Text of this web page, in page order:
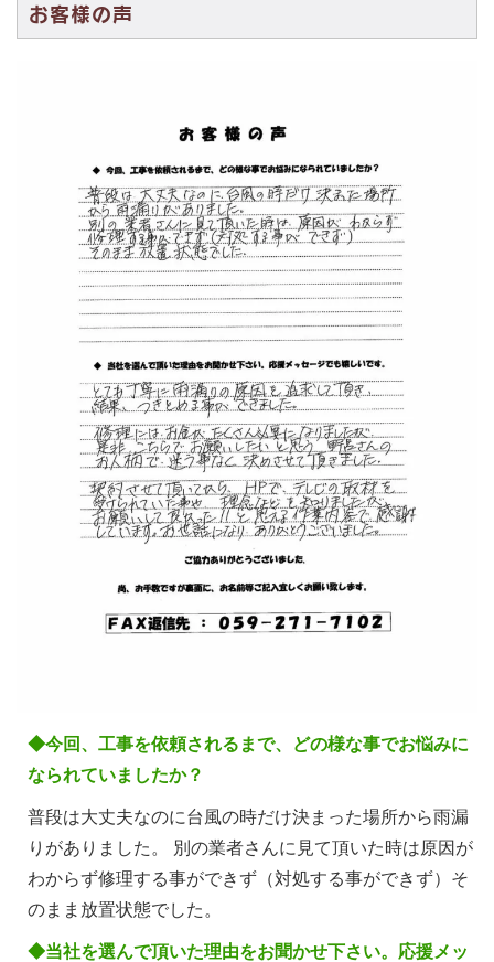
お客様の声
◆今回、工事を依頼されるまで、どの様な事でお悩みに
なられていましたか？
普段は大丈夫なのに台風の時だけ決まった場所から雨漏
りがありました。 別の業者さんに見て頂いた時は原因が
わからず修理する事ができず（対処する事ができず）そ
のまま放置状態でした。
◆当社を選んで頂いた理由をお聞かせ下さい。応援メッ